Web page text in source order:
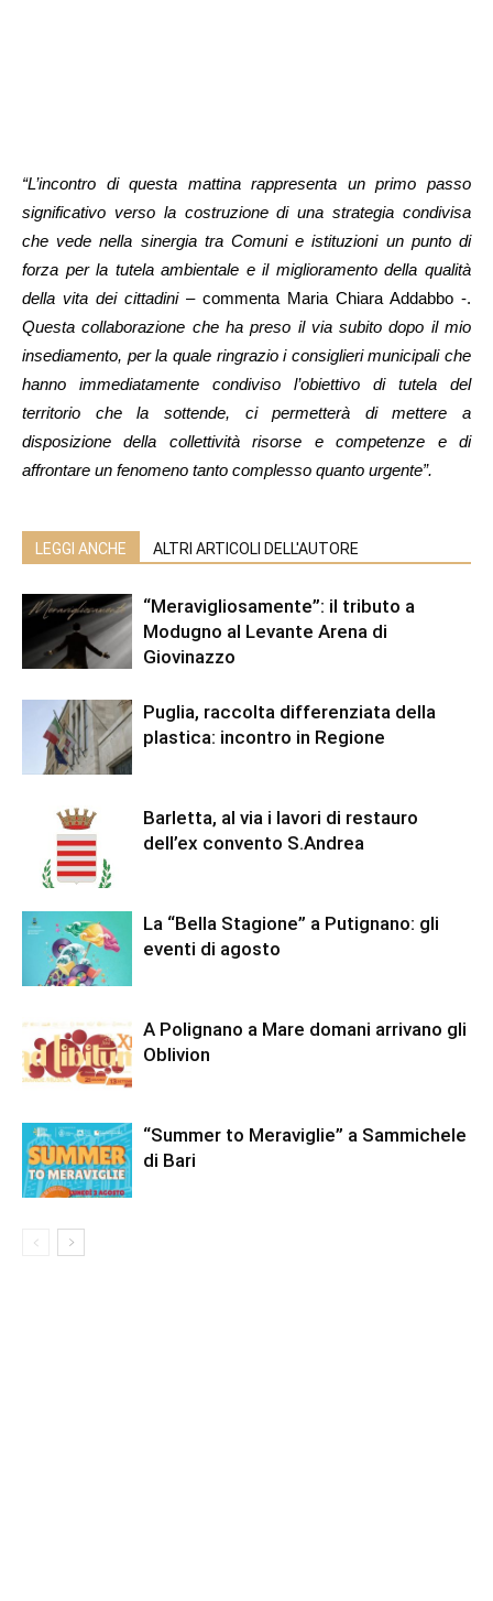
“L’incontro di questa mattina rappresenta un primo passo
significativo verso la costruzione di una strategia condivisa
che vede nella sinergia tra Comuni e istituzioni un punto di
forza per la tutela ambientale e il miglioramento della qualità
della vita dei cittadini– commenta Maria Chiara Addabbo -.
Questa collaborazione che ha preso il via subito dopo il mio
insediamento, per la quale ringrazio i consiglieri municipali che
hanno immediatamente condiviso l’obiettivo di tutela del
territorio che la sottende, ci permetterà di mettere a
disposizione della collettività risorse e competenze e di
affrontare un fenomeno tanto complesso quanto urgente”.
LEGGI ANCHE ALTRI ARTICOLI DELL'AUTORE
“Meravigliosamente”: il tributo a
Modugno al Levante Arena di
Giovinazzo
Puglia, raccolta differenziata della
plastica: incontro in Regione
Barletta, al via i lavori di restauro
dell’ex convento S.Andrea
La “Bella Stagione” a Putignano: gli
eventi di agosto
A Polignano a Mare domani arrivano gli
Oblivion
“Summer to Meraviglie” a Sammichele
di Bari